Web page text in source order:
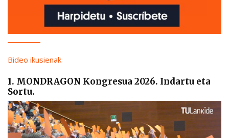
Bideo ikusienak
1. MONDRAGON Kongresua 2026. Indartu eta
Sortu.